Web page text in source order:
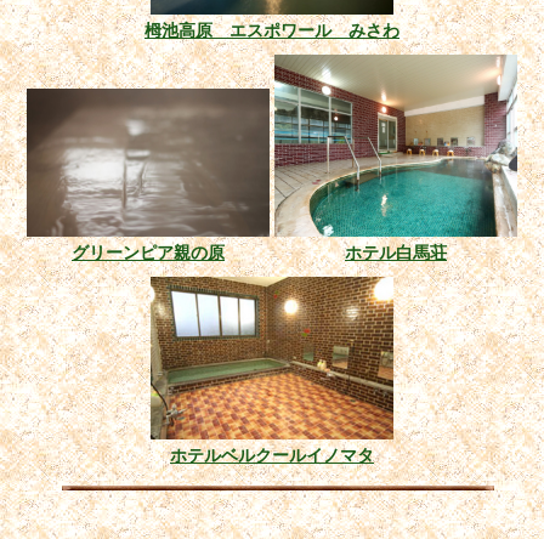
栂池高原 エスポワール みさわ
グリーンピア親の原 ホテル白馬荘
ホテルベルクールイノマタ